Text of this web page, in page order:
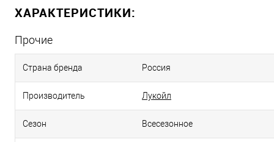
ХАРАКТЕРИСТИКИ:
Прочие
Страна бренда Россия
Производитель Лукойл
Сезон Всесезонное